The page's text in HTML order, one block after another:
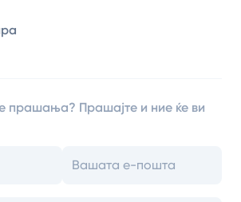
прашања? Прашајте и ние ќе ви